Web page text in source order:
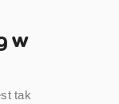
w
tak